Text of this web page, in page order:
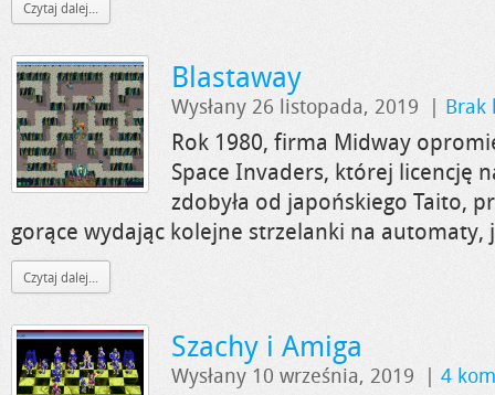
Czytaj dalej...
Blastaway
Wysłany 26 listopada, 2019 | Brak
Rok 1980, firma Midway
Space Invaders, której licencję
zdobyła od japońskiego Taito,
gorące wydając kolejne strzelanki na automaty,
Czytaj dalej...
Szachy i Amiga
Wysłany 10 września, 2019 | 4